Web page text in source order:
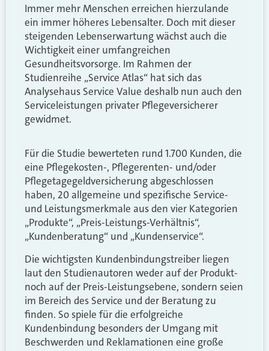
Immer mehr Menschen erreichen hierzulande
ein immer höheres Lebensalter. Doch mit dieser
steigenden Lebenserwartung wächst auch die
Wichtigkeit einer umfangreichen
Gesundheitsvorsorge. Im Rahmen der
Studienreihe „Service Atlas“ hat sich das
Analysehaus Service Value deshalb nun auch den
Serviceleistungen privater Pflegeversicherer
gewidmet.
Für die Studie bewerteten rund 1.700 Kunden, die
eine Pflegekosten-, Pflegerenten- und/oder
Pflegetagegeldversicherung abgeschlossen
haben, 20 allgemeine und spezifische Service-
und Leistungsmerkmale aus den vier Kategorien
„Produkte“, „Preis-Leistungs-Verhältnis“,
„Kundenberatung“ und „Kundenservice“.
Die wichtigsten Kundenbindungstreiber liegen
laut den Studienautoren weder auf der Produkt-
noch auf der Preis-Leistungsebene, sondern seien
im Bereich des Service und der Beratung zu
finden. So spiele für die erfolgreiche
Kundenbindung besonders der Umgang mit
Beschwerden und Reklamationen eine große